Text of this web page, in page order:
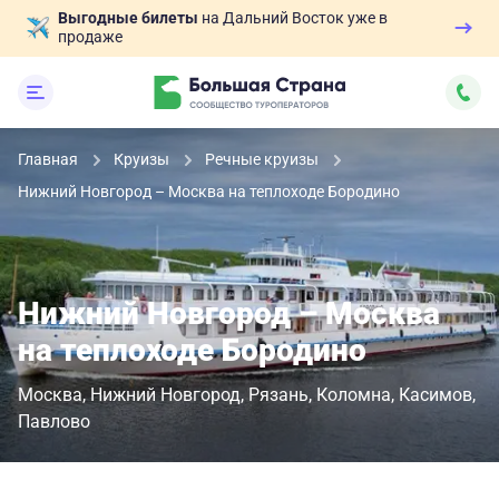
Выгодные билеты на Дальний Восток уже в
продаже
Главная Круизы
Речные круизы
Нижний Новгород – Москва на теплоходе Бородино
Нижний Новгород – Москва
на теплоходе Бородино
Москва Нижний Новгород Рязань Коломна Касимов
Павлово